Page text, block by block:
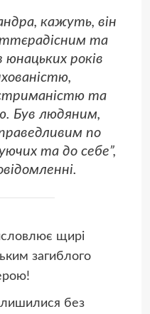
кажуть, він
та
років
та
Був людяним,
по
та до себе”,
щирі
загиблого
без